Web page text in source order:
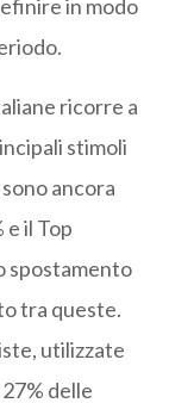
in modo
ricorre a
stimoli
ancora
il Top
spostamento
tra queste.
utilizzate
delle